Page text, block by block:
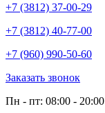
+7 (3812) 37-00-29
+7 (3812) 40-77-00
+7 (960) 990-50-60
Заказать звонок
Пн - пт: 08:00 - 20:00